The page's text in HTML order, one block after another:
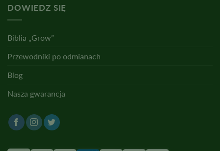
DOWIEDZ SIĘ
Biblia „Grow”
Przewodniki po odmianach
Blog
Nasza gwarancja